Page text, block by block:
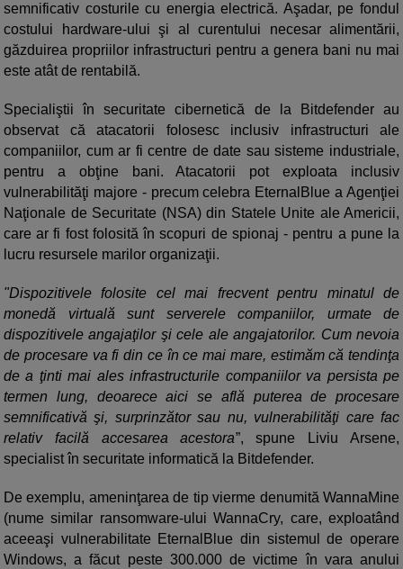
semnificativ costurile cu energia electrică. Aşadar, pe fondul
costului hardware-ului şi al curentului necesar alimentării,
găzduirea propriilor infrastructuri pentru a genera bani nu mai
este atât de rentabilă.
Specialiştii în securitate cibernetică de la Bitdefender au
observat că atacatorii folosesc inclusiv infrastructuri ale
companiilor, cum ar fi centre de date sau sisteme industriale,
pentru a obţine bani. Atacatorii pot exploata inclusiv
vulnerabilităţi majore - precum celebra EternalBlue a Agenţiei
Naţionale de Securitate (NSA) din Statele Unite ale Americii,
care ar fi fost folosită în scopuri de spionaj - pentru a pune la
lucru resursele marilor organizaţii.
"Dispozitivele folosite cel mai frecvent pentru minatul de
monedă virtuală sunt serverele companiilor, urmate de
dispozitivele angajaţilor şi cele ale angajatorilor. Cum nevoia
de procesare va fi din ce în ce mai mare, estimăm că tendinţa
de a ţinti mai ales infrastructurile companiilor va persista pe
termen lung, deoarece aici se află puterea de procesare
semnificativă şi, surprinzător sau nu, vulnerabilităţi care fac
relativ facilă accesarea acestora”, spune Liviu Arsene,
specialist în securitate informatică la Bitdefender.
De exemplu, ameninţarea de tip vierme denumită WannaMine
(nume similar ransomware-ului WannaCry, care, exploatând
aceeaşi vulnerabilitate EternalBlue din sistemul de operare
Windows, a făcut peste 300.000 de victime în vara anului